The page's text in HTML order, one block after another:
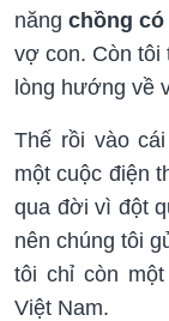
năng chồng
vợ con. Còn tôi
lòng hướng về
Thế rồi vào
một cuộc điện
qua đời vì đột
nên chúng tôi
tôi chỉ còn
Việt Nam.